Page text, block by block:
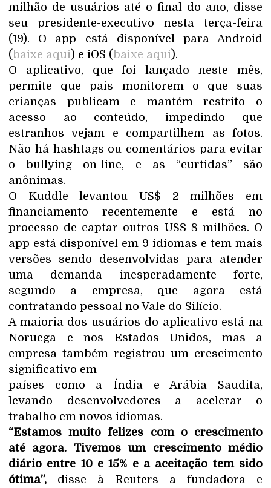
milhão de usuários até o final do ano, disse
seu presidente-executivo nesta terça-feira
(19). O app está disponível para Android
(baixe aqui) e iOS (baixe aqui).
O aplicativo, que foi lançado neste mês,
permite que pais monitorem o que suas
crianças publicam e mantém restrito o
acesso ao conteúdo, impedindo que
estranhos vejam e compartilhem as fotos.
Não há hashtags ou comentários para evitar
o bullying on-line, e as “curtidas” são
anônimas.
O Kuddle levantou US$ 2 milhões em
financiamento recentemente e está no
processo de captar outros US$ 8 milhões. O
app está disponível em 9 idiomas e tem mais
versões sendo desenvolvidas para atender
uma demanda inesperadamente forte,
segundo a empresa, que agora está
contratando pessoal no Vale do Silício.
A maioria dos usuários do aplicativo está na
Noruega e nos Estados Unidos, mas a
empresa também registrou um crescimento
significativo em
países como a Índia e Arábia Saudita,
levando desenvolvedores a acelerar o
trabalho em novos idiomas.
“Estamos muito felizes com o crescimento
até agora. Tivemos um crescimento médio
diário entre 10 e 15% e a aceitação tem sido
ótima”, disse à Reuters a fundadora e